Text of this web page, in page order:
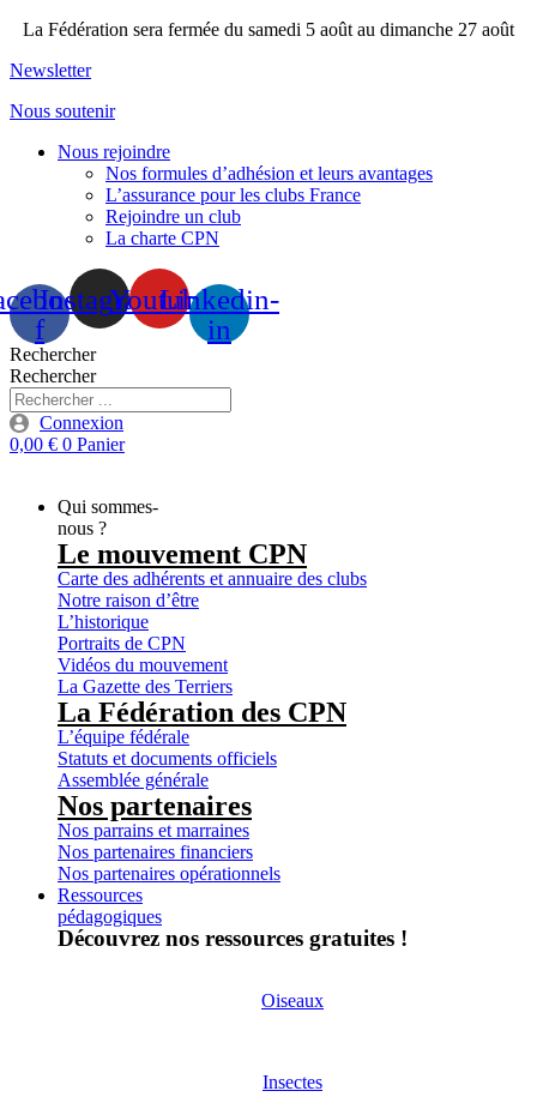
Aller
contenu
La Fédération sera fermée du samedi 5 août au dimanche 27 août
Newsletter
Nous soutenir
Nous rejoindre
Nos formules d’adhésion et leurs avantages
L’assurance pour les clubs France
Rejoindre un club
La charte CPN
f
InstagramYoutubeLinkedin-
in
Rechercher
Rechercher
Connexion
0,00 € 0 Panier
Qui sommes-
nous ?
Le mouvement CPN
Carte des adhérents et annuaire des clubs
Notre raison d’être
L’historique
Portraits de CPN
Vidéos du mouvement
La Gazette des Terriers
La Fédération des CPN
L’équipe fédérale
Statuts et documents officiels
Assemblée générale
Nos partenaires
Nos parrains et marraines
Nos partenaires financiers
Nos partenaires opérationnels
Ressources
pédagogiques
Découvrez nos ressources gratuites !
Oiseaux
Insectes